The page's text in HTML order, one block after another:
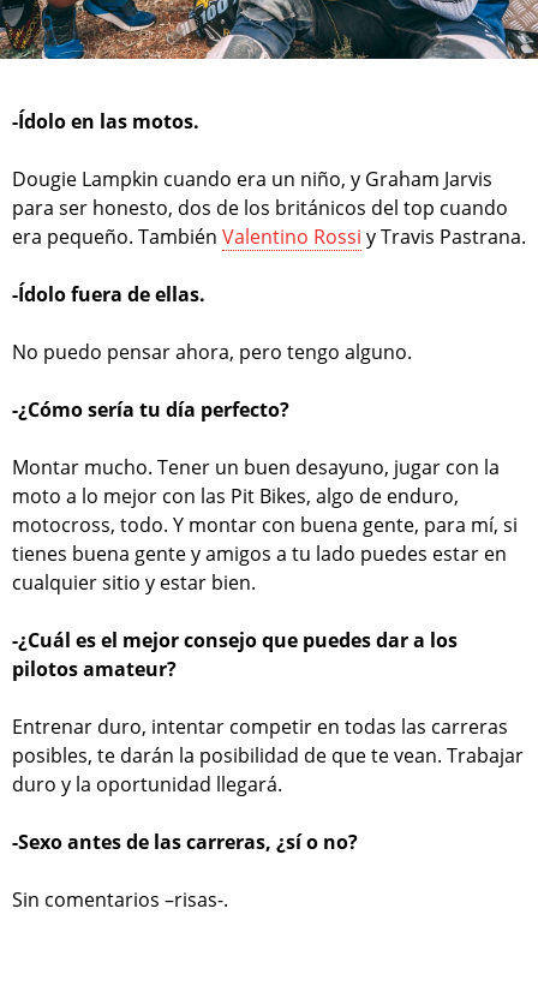
-Ídolo en las motos.
Dougie Lampkin cuando era un niño, y Graham Jarvis
para ser honesto, dos de los británicos del top cuando
era pequeño. También Valentino Rossi y Travis Pastrana.
-Ídolo fuera de ellas.
No puedo pensar ahora, pero tengo alguno.
-¿Cómo sería tu día perfecto?
Montar mucho. Tener un buen desayuno, jugar con la
moto a lo mejor con las Pit Bikes, algo de enduro,
motocross, todo. Y montar con buena gente, para mí, si
tienes buena gente y amigos a tu lado puedes estar en
cualquier sitio y estar bien.
-¿Cuál es el mejor consejo que puedes dar a los
pilotos amateur?
Entrenar duro, intentar competir en todas las carreras
posibles, te darán la posibilidad de que te vean. Trabajar
duro y la oportunidad llegará.
-Sexo antes de las carreras, ¿sí o no?
Sin comentarios –risas-.